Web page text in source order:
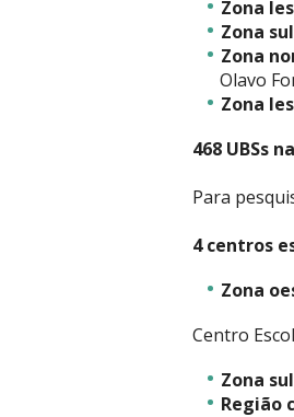
Zona
Zona sul
Zona
Olavo
Zona
468 UBSs
Para
4 centros
Zona
Centro
Zona sul
Região